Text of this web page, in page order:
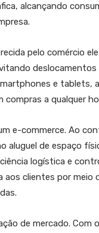
alcançando
pelo comércio
e tablets,
a qualquer
e-commerce. Ao
de espaço
logística e
aos clientes por
de mercado. Com